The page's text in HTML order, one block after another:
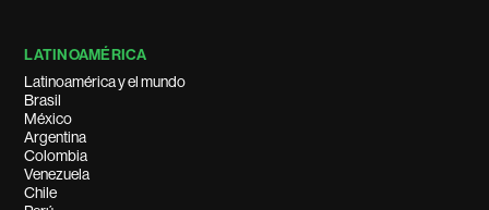
LATINOAMÉRICA
Latinoamérica y el mundo
Brasil
México
Argentina
Colombia
Venezuela
Chile